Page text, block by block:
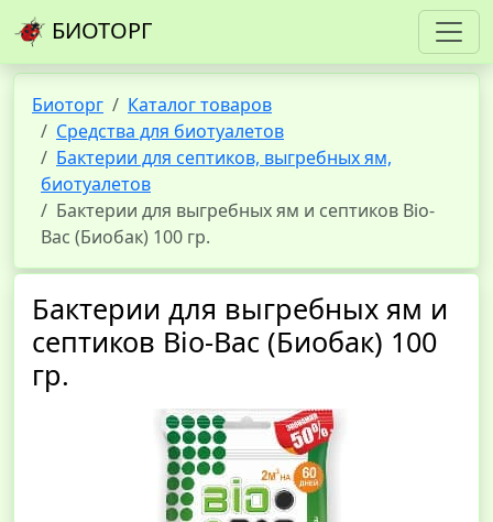
БИОТОРГ
Биоторг
Каталог товаров
Средства для биотуалетов
Бактерии для септиков, выгребных ям,
биотуалетов
Бактерии для выгребных ям и септиков Bio-
Bac (Биобак) 100 гр.
Бактерии для выгребных ям и
септиков Bio-Bac (Биобак) 100
гр.